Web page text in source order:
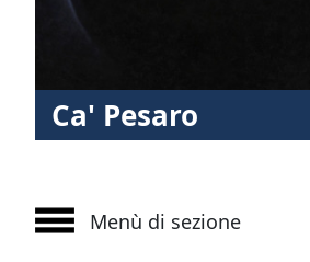
Ca' Pesaro
Menù di sezione